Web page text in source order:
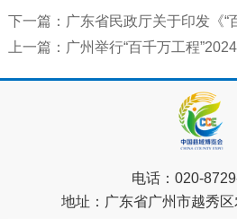
电话： 020-
地址： 广东省广州市越秀